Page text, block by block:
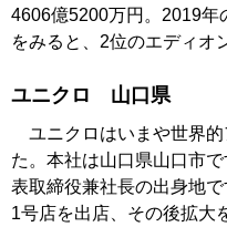
4606億5200万円。2019年
をみると、2位のエディオ
ユニクロ 山口県
ユニクロはいまや世界的
た。本社は山口県山口市
表取締役兼社長の出身地
1号店を出店、その後拡大